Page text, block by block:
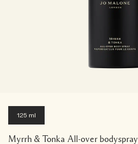
125 ml
Myrrh & Tonka All-over bodyspray